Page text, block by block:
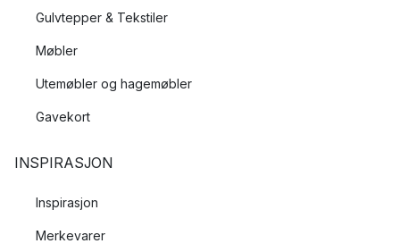
Gulvtepper & Tekstiler
Møbler
Utemøbler og hagemøbler
Gavekort
INSPIRASJON
Inspirasjon
Merkevarer